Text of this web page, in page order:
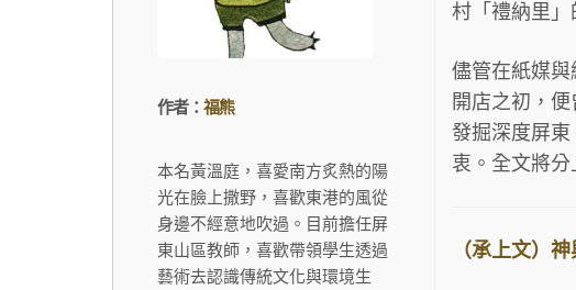
作者： 福熊
本名黃溫庭，喜愛南方炙熱的陽
光在臉上撒野，喜歡東港的風從
身邊不經意地吹過。目前擔任屏
東山區教師，喜歡帶領學生透過
藝術去認識傳統文化與環境生
村「禮納里」
儘管在紙媒與
開店之初，
發掘深度屏
衷。全文將分
（承上文）